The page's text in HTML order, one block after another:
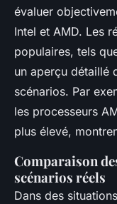
évaluer
Intel et AMD. Les
populaires, tels
un aperçu détaillé
scénarios. Par
les processeurs
plus élevé,
Comparaison
scénarios réels
Dans des